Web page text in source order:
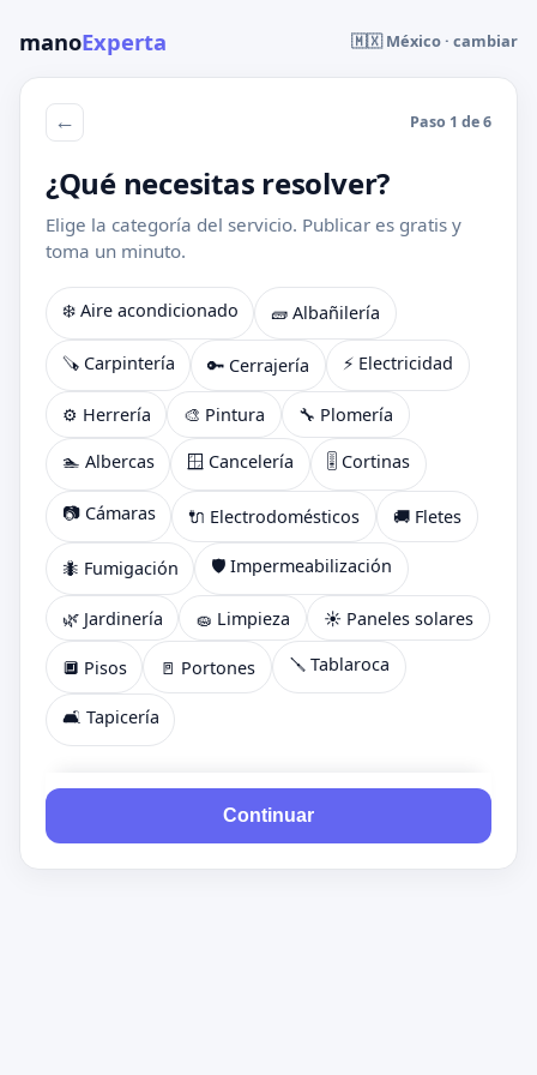
manoExperta 🇲🇽 México · cambiar
← Paso 1 de 6
¿Qué necesitas resolver?
Elige la categoría del servicio. Publicar es gratis y
toma un minuto.
❄️ Aire acondicionado 🧱 Albañilería
🪚 Carpintería 🔑 Cerrajería ⚡ Electricidad
⚙️ Herrería 🎨 Pintura 🔧 Plomería
🏊 Albercas 🪟 Cancelería 🎚️ Cortinas
📷 Cámaras 🔌 Electrodomésticos 🚚 Fletes
🐜 Fumigación 🛡️ Impermeabilización
🌿 Jardinería 🧽 Limpieza ☀️ Paneles solares
🔲 Pisos 🚪 Portones 🪛 Tablaroca
🛋️ Tapicería
Continuar